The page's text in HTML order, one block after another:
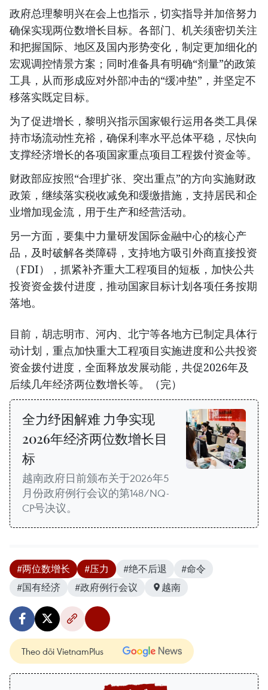
政府总理黎明兴在会上也指示，切实指导并加倍努力
确保实现两位数增长目标。各部门、机关须密切关注
和把握国际、地区及国内形势变化，制定更加细化的
宏观调控情景方案；同时准备具有明确“剂量”的政策
工具，从而形成应对外部冲击的“缓冲垫”，并坚定不
移落实既定目标。
为了促进增长，黎明兴指示国家银行运用各类工具保
持市场流动性充裕，确保利率水平总体平稳，尽快向
支撑经济增长的各项国家重点项目工程拨付资金等。
财政部应按照“合理扩张、突出重点”的方向实施财政
政策，继续落实税收减免和缓缴措施，支持居民和企
业增加现金流，用于生产和经营活动。
另一方面，要集中力量研发国际金融中心的核心产
品，及时破解各类障碍，支持地方吸引外商直接投资
（FDI），抓紧补齐重大工程项目的短板，加快公共
投资资金拨付进度，推动国家目标计划各项任务按期
落地。
目前，胡志明市、河内、北宁等各地方已制定具体行
动计划，重点加快重大工程项目实施进度和公共投资
资金拨付进度，全面释放发展动能，共促2026年及
后续几年经济两位数增长等。（完）
全力纾困解难 力争实现
2026年经济两位数增长目
标
越南政府日前颁布关于2026年5
月份政府例行会议的第148/NQ-
CP号决议。
#两位数增长 #压力 #绝不后退
#命令
#国有经济
#政府例行会议 越南
Theo dõi VietnamPlus